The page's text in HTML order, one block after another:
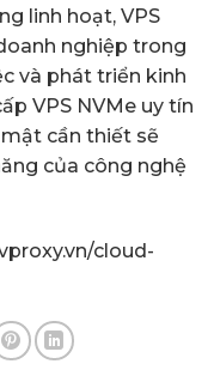
linh hoạt, VPS
nghiệp trong
và phát triển kinh
VPS NVMe uy tín
cần thiết sẽ
của công nghệ
cloud-